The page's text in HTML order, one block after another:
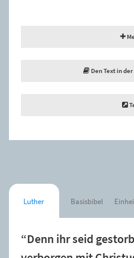
Den Text in
Luther Basisbibel
“Denn ihr seid